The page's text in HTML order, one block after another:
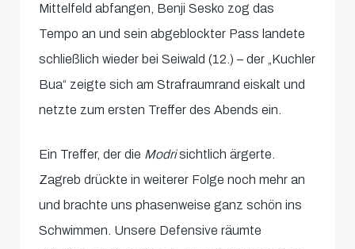
Mittelfeld abfangen, Benji Sesko zog das
Tempo an und sein abgeblockter Pass landete
schließlich wieder bei Seiwald (12.) – der „Kuchler
Bua“ zeigte sich am Strafraumrand eiskalt und
netzte zum ersten Treffer des Abends ein.
Ein Treffer, der die Modrisichtlich ärgerte.
Zagreb drückte in weiterer Folge noch mehr an
und brachte uns phasenweise ganz schön ins
Schwimmen. Unsere Defensive räumte